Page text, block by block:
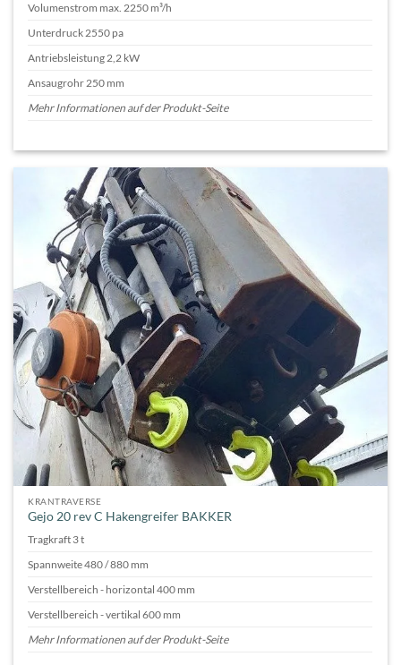
Volumenstrom max. 2250 m³/h
Unterdruck 2550 pa
Antriebsleistung 2,2 kW
Ansaugrohr 250 mm
Mehr Informationen auf der Produkt-Seite
KRANTRAVERSE
Gejo 20 rev C Hakengreifer BAKKER
Tragkraft 3 t
Spannweite 480 / 880 mm
Verstellbereich - horizontal 400 mm
Verstellbereich - vertikal 600 mm
Mehr Informationen auf der Produkt-Seite